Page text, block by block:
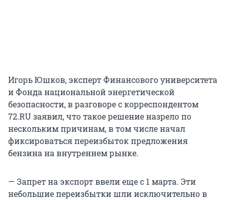
Игорь Юшков, эксперт Финансового университета
и Фонда национальной энергетической
безопасности, в разговоре с корреспондентом
72.RU заявил, что такое решение назрело по
нескольким причинам, в том числе начал
фиксироваться переизбыток предложения
бензина на внутреннем рынке.
— Запрет на экспорт ввели еще с 1 марта. Эти
небольшие переизбытки шли исключительно в